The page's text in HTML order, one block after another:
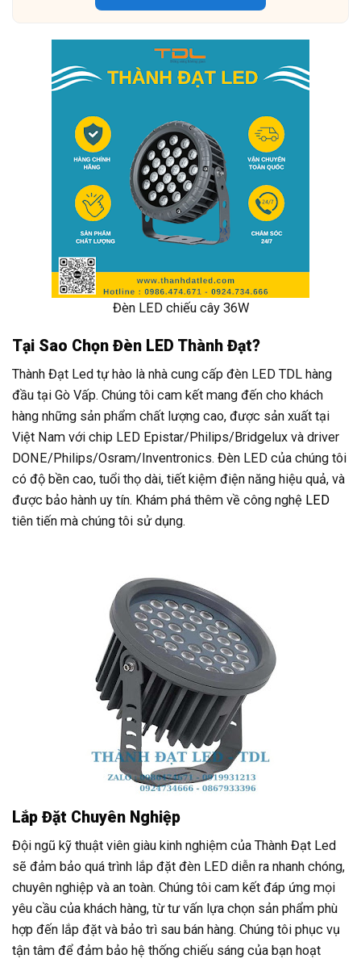
Đèn LED chiếu cây 36W
Tại Sao Chọn Đèn LED Thành Đạt?
Thành Đạt Led tự hào là nhà cung cấp đèn LED TDL hàng
đầu tại Gò Vấp. Chúng tôi cam kết mang đến cho khách
hàng những sản phẩm chất lượng cao, được sản xuất tại
Việt Nam với chip LED Epistar/Philips/Bridgelux và driver
DONE/Philips/Osram/Inventronics. Đèn LED của chúng tôi
có độ bền cao, tuổi thọ dài, tiết kiệm điện năng hiệu quả, và
được bảo hành uy tín. Khám phá thêm về công nghệ LED
tiên tiến mà chúng tôi sử dụng.
Lắp Đặt Chuyên Nghiệp
Đội ngũ kỹ thuật viên giàu kinh nghiệm của Thành Đạt Led
sẽ đảm bảo quá trình lắp đặt đèn LED diễn ra nhanh chóng,
chuyên nghiệp và an toàn. Chúng tôi cam kết đáp ứng mọi
yêu cầu của khách hàng, từ tư vấn lựa chọn sản phẩm phù
hợp đến lắp đặt và bảo trì sau bán hàng. Chúng tôi phục vụ
tận tâm để đảm bảo hệ thống chiếu sáng của bạn hoạt